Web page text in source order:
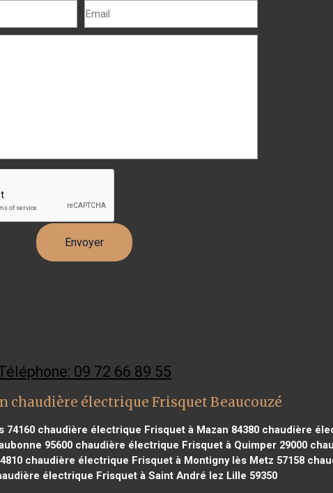
09 72 66 89 55
chaudière électrique Frisquet Beaucouzé
74160chaudière électrique Frisquet à Mazan 84380chaudière
95600chaudière électrique Frisquet à Quimper 29000
chaudière électrique Frisquet à Montigny lès Metz 57158
électrique Frisquet à Saint André lez Lille 59350